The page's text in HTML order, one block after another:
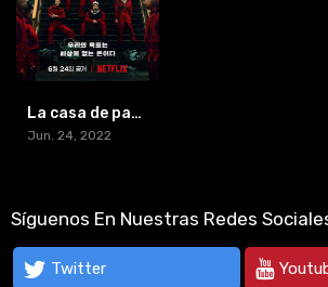
La casa de papel: Corea Temporada 1 (2022)
Jun. 24, 2022
Síguenos En Nuestras Redes
Twitter